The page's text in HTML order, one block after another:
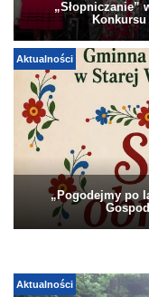
Konkursu
Aktualności
„Pogodejmy po
Aktualności